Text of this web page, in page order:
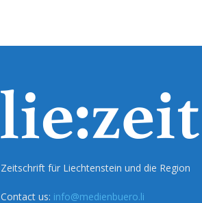
Zeitschrift für Liechtenstein und die Region
Contact us: info@medienbuero.li